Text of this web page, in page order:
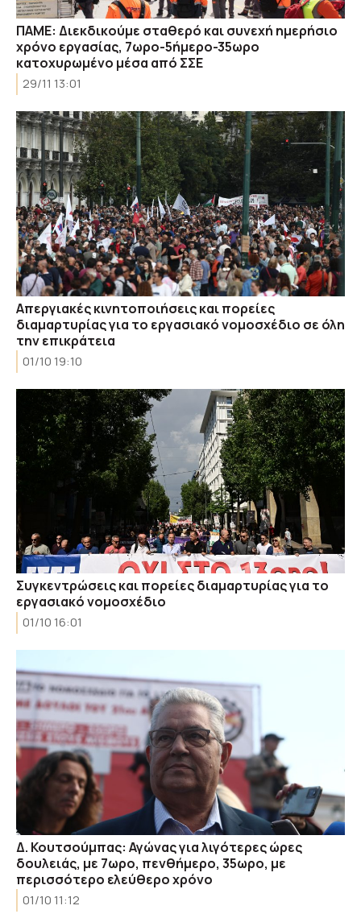
ΠΑΜΕ: Διεκδικούμε σταθερό και συνεχή ημερήσιο
χρόνο εργασίας, 7ωρο-5ήμερο-35ωρο
κατοχυρωμένο μέσα από ΣΣΕ
29/11 13:01
Απεργιακές κινητοποιήσεις και πορείες
διαμαρτυρίας για το εργασιακό νομοσχέδιο σε όλη
την επικράτεια
01/10 19:10
Συγκεντρώσεις και πορείες διαμαρτυρίας για το
εργασιακό νομοσχέδιο
01/10 16:01
Δ. Κουτσούμπας: Αγώνας για λιγότερες ώρες
δουλειάς, με 7ωρο, πενθήμερο, 35ωρο, με
περισσότερο ελεύθερο χρόνο
01/10 11:12